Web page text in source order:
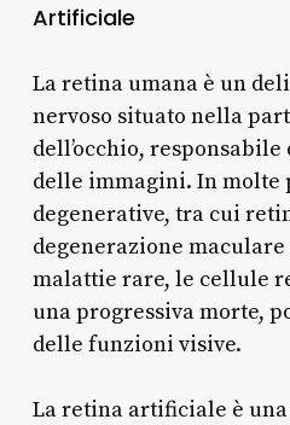
Artificiale
La retina umana è un
nervoso situato nella
dell’occhio,
delle immagini. In molte
degenerative, tra cui
degenerazione
malattie rare, le cellule
una progressiva morte,
delle funzioni visive.
La retina artificiale è